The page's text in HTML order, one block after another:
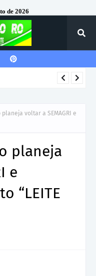
de 2026
voltar a SEMAGRI e
planeja
e
“LEITE